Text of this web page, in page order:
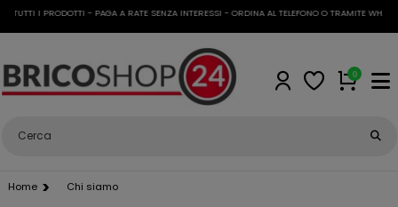
I PRODOTTI - PAGA A RATE SENZA INTERESSI - ORDINA AL TELEFONO O TRAMITE
0
Home Chi siamo